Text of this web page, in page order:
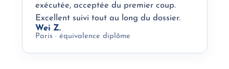
exécutée, acceptée du premier coup.
Excellent suivi tout au long du dossier.
Wei Z.
Paris · équivalence diplôme